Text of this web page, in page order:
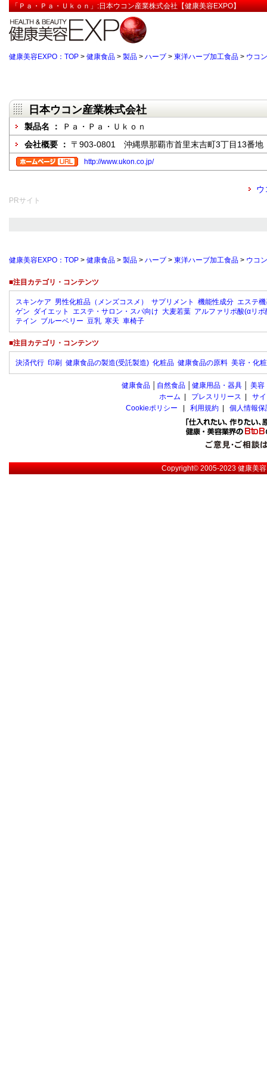
「Ｐａ・Ｐａ・Ｕｋｏｎ」:日本ウコン産業株式会社【健康美容EXPO】
健康美容EXPO：TOP > 健康食品 > 製品 > ハーブ > 東洋ハーブ加工食品 > ウコン
日本ウコン産業株式会社
製品名 ：
Ｐａ・Ｐａ・Ｕｋｏｎ
会社概要 ： 〒903-0801 沖縄県那覇市首里末吉町3丁目13番地
http://www.ukon.co.jp/
ウ
PRサイト
健康美容EXPO：TOP > 健康食品 > 製品 > ハーブ > 東洋ハーブ加工食品 > ウコン
■注目カテゴリ・コンテンツ
スキンケア 男性化粧品（メンズコスメ） サプリメント 機能性成分 エステ
ゲン ダイエット エステ・サロン・スパ向け 大麦若葉 アルファリポ酸(αリポ
テイン ブルーベリー 豆乳 寒天 車椅子
■注目カテゴリ・コンテンツ
決済代行 印刷 健康食品の製造(受託製造) 化粧品 健康食品の原料 美容・化
健康食品 自然食品 健康用品・器具 美容
ホーム
プレスリリース
サ
Cookieポリシー
利用規約 個人情報
Copyright© 2005-2023健康美